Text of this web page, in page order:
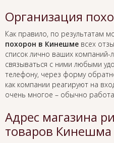
Организация
Как правило, по результатам
похорон в Кинешме всех
список лично ваших компаний-
связываться с ними любыми
телефону, через форму
как компании реагируют на
очень многое – обычно
Адрес магазина
товаров Кинешма